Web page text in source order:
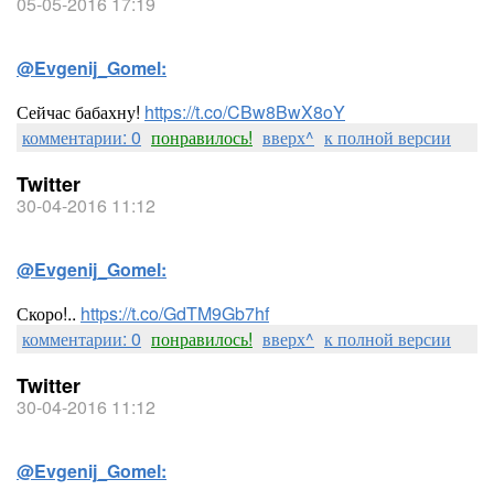
@Evgenij_Gomel:
Сейчас бабахну! https://t.co/CBw8BwX8oY
комментарии: 0 понравилось! вверх^ к полной версии
Twitter
30-04-2016 11:12
@Evgenij_Gomel:
Скоро!.. https://t.co/GdTM9Gb7hf
комментарии: 0 понравилось! вверх^ к полной версии
Twitter
30-04-2016 11:12
@Evgenij_Gomel: